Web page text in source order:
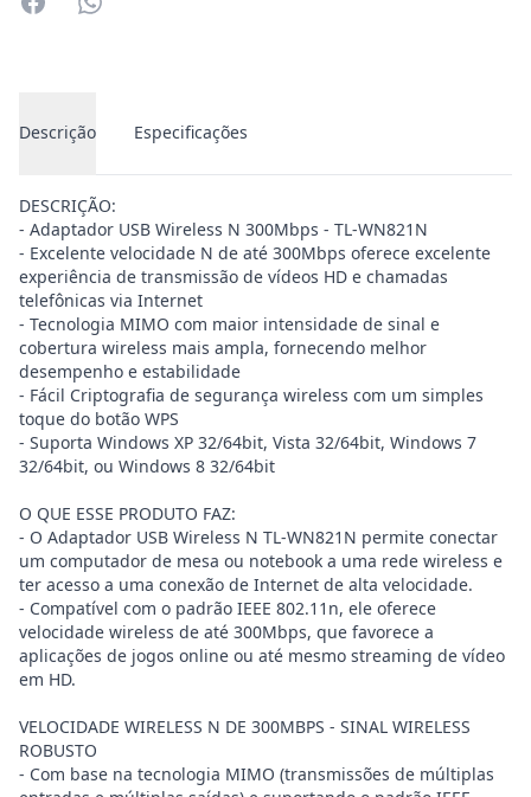
Compartilhar no Whatsapp
Descrição Especificações
DESCRIÇÃO:
- Adaptador USB Wireless N 300Mbps - TL-WN821N
- Excelente velocidade N de até 300Mbps oferece excelente
experiência de transmissão de vídeos HD e chamadas
telefônicas via Internet
- Tecnologia MIMO com maior intensidade de sinal e
cobertura wireless mais ampla, fornecendo melhor
desempenho e estabilidade
- Fácil Criptografia de segurança wireless com um simples
toque do botão WPS
- Suporta Windows XP 32/64bit, Vista 32/64bit, Windows 7
32/64bit, ou Windows 8 32/64bit
O QUE ESSE PRODUTO FAZ:
- O Adaptador USB Wireless N TL-WN821N permite conectar
um computador de mesa ou notebook a uma rede wireless e
ter acesso a uma conexão de Internet de alta velocidade.
- Compatível com o padrão IEEE 802.11n, ele oferece
velocidade wireless de até 300Mbps, que favorece a
aplicações de jogos online ou até mesmo streaming de vídeo
em HD.
VELOCIDADE WIRELESS N DE 300MBPS - SINAL WIRELESS
ROBUSTO
- Com base na tecnologia MIMO (transmissões de múltiplas